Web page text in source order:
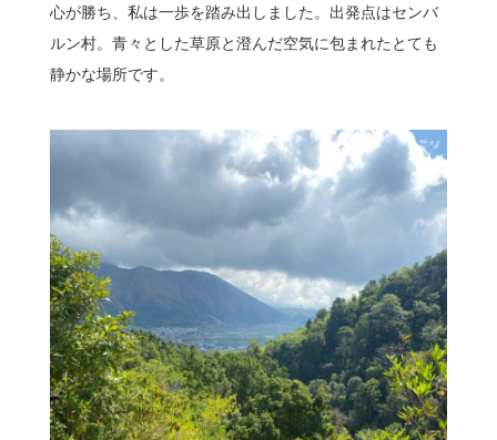
心が勝ち、私は一歩を踏み出しました。出発点はセンバ
ルン村。青々とした草原と澄んだ空気に包まれたとても
静かな場所です。